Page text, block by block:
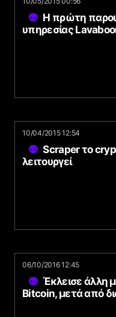
Η πρώτη
υπηρεσίας
10/04/2015 12:54
Scraper το
λειτουργεί
06/10/2016 12:45
Έκλεισε άλλη
Bitcoin, μετά από